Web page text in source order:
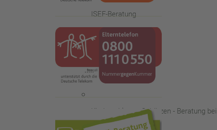
ISEF-Beratung
Qualitätsstandards
Kinder wirksam Schützen - Beratung